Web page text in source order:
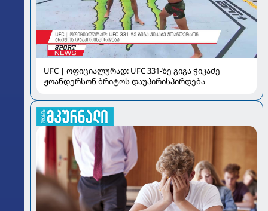
UFC | ოფიციალურად: UFC 331-ზე გიგა ჭიკაძე
ჟოანდერსონ ბრიტოს დაუპირისპირდება